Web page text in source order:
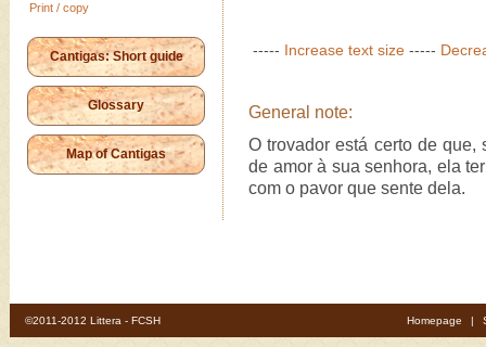
Print / copy
Cantigas: Short guide
Glossary
Map of Cantigas
----- Increase text size -----
General note:
O trovador está certo de que,
de amor à sua senhora, ela
com o pavor que sente dela.
©2011-2012 Littera - FCSH Homepage |